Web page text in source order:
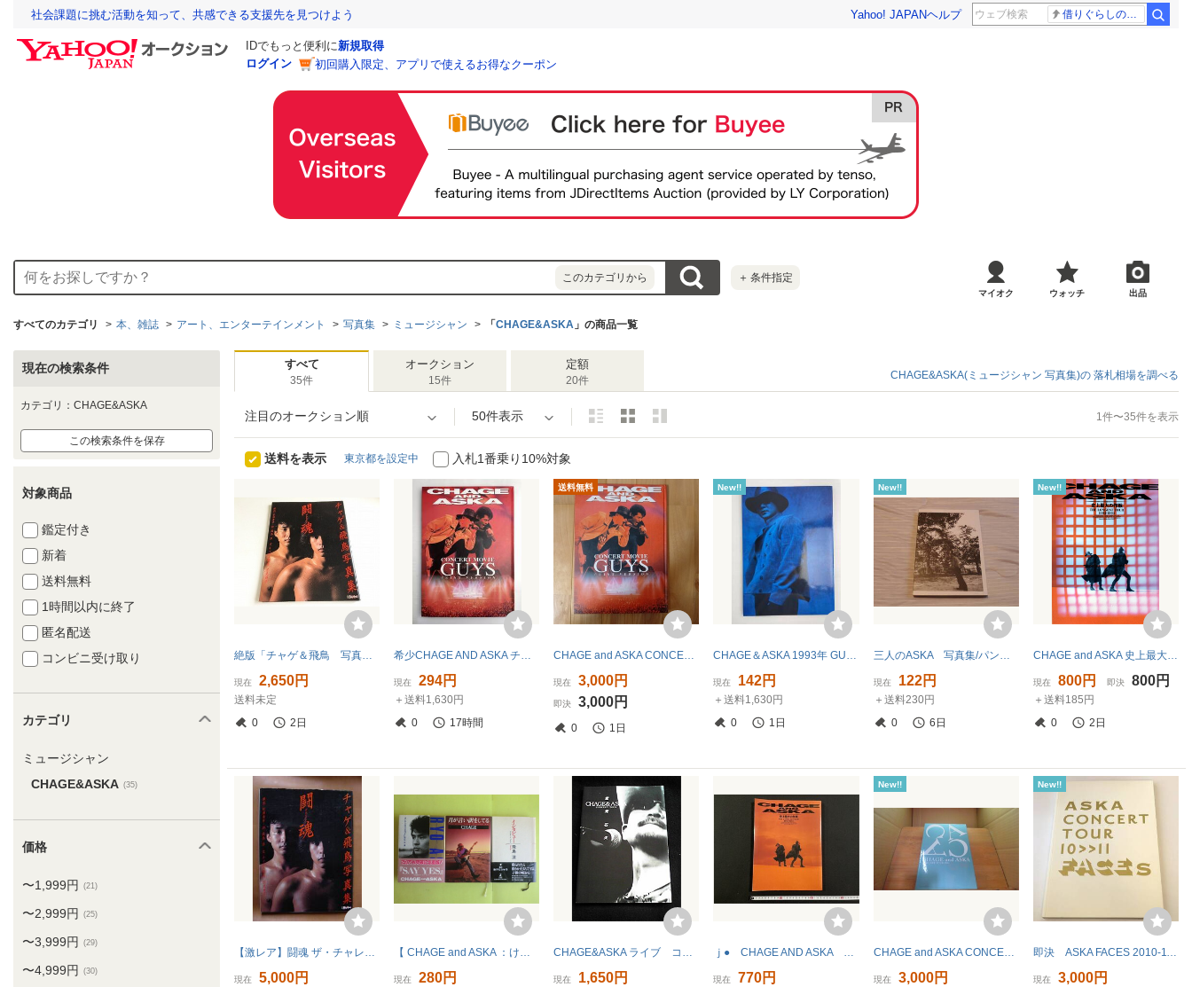
社会課題に挑む活動を知って、共感できる支援先を見つけよう Yahoo! JAPANヘルプ 借りぐらしのアリエッティ 耳をすませば
IDでもっと便利に新規取得
ログイン
初回購入限定、アプリで使えるお得なクーポン
このカテゴリから ＋ 条件指定
マイオク ウォッチ 出品
すべてのカテゴリ 本、雑誌 アート、エンターテインメント 写真集 ミュージシャン 「 CHAGE&ASKA 」の商品一覧
現在の検索条件
カテゴリ：CHAGE&ASKA
この検索条件を保存
対象商品
鑑定付き
新着
送料無料
1時間以内に終了
匿名配送
コンビニ受け取り
カテゴリ
ミュージシャン
CHAGE&ASKA (35)
価格
〜1,999円 (21)
〜2,999円 (25)
〜3,999円 (29)
〜4,999円 (30)
すべて
35件
オークション
15件
定額
20件 CHAGE&ASKA(ミュージシャン 写真集)の 落札相場を調べる
注目のオークション順 50件表示 1件〜35件を表示
送料を表示 東京都を設定中 入札1番乗り10%対象
絶版「チャゲ＆飛鳥 写真集 闘魂 ザ・チャレンジ」初版・昭和57年発行
現在 2,650円
送料未定
0
2日
希少CHAGE AND ASKA チャゲ飛鳥CONCERT MOVIE GUYS 発行年不明【z257590】260629
現在 294円
＋送料1,630円
0
17時間
送料無料
CHAGE and ASKA CONCERT MOVIE GUYS PRINT VERSION パンフレット
現在 3,000円
即決 3,000円
0 1日
New!!
CHAGE＆ASKA 1993年 GUYS ～夢の番人～ パンフレット【z259660】260708
現在 142円
＋送料1,630円
0
1日
New!!
三人のASKA 写真集/パンフ【FC限定本】
現在 122円
＋送料230円
0
6日
New!!
CHAGE and ASKA 史上最大の作戦 THE LONGEST TOUR 1993-1994【クリックポストOK】ツアーパンフレット
現在 800円 即決 800円
＋送料185円
0
2日
【激レア】闘魂 ザ・チャレンジ チャゲ＆飛鳥写真集 CHAGE ASKA
現在 5,000円
【 CHAGE and ASKA ：けれど空は青＋ASIAN TOURの真実＋電光石火＋SUPER BEST3＋インタビュー＋月が言い訳】 6冊
現在 280円
CHAGE&ASKA ライブ コンサートツアーパンフレット チャゲアス 即決
現在 1,650円
ｊ● CHAGE AND ASKA 史上最大の作戦 THE LONGEST TOUR 1993-1994 CHAGE&ASKA チャゲ・アンド・アスカ/B25
現在 770円
New!!
CHAGE and ASKA CONCERT TOUR 2004 /DCZE
現在 3,000円
New!!
即決 ASKA FACES 2010-11 写真集/パンフ
現在 3,000円